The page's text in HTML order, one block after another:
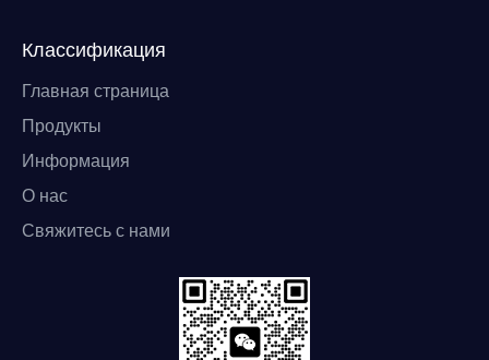
Классификация
Главная страница
Продукты
Информация
О нас
Свяжитесь с нами